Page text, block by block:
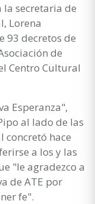
la secretaria de
Lorena
93 decretos de
de
Centro Cultural
Esperanza",
al lado de las
concretó hace
a los y las
"le agradezco a
de ATE por
fe".